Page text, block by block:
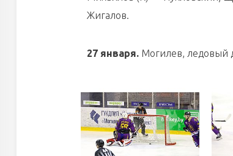
Жигалов.
27 января. Могилев, ледовый